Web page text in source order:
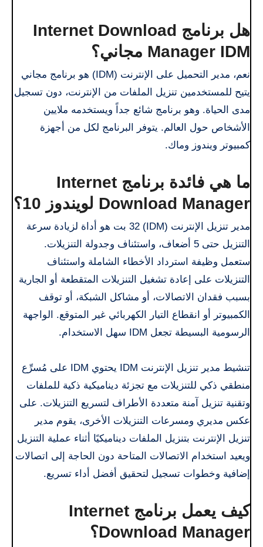
هل برنامج Internet Download
Manager IDM مجاني؟
نعم، مدير التحميل على الإنترنت (IDM) هو برنامج مجاني
يتيح للمستخدمين تنزيل الملفات من الإنترنت، دون تسجيل
مدى الحياة. وهو برنامج شائع جداً ويستخدمه ملايين
الأشخاص حول العالم. يتوفر البرنامج لكل من أجهزة
كمبيوتر ويندوز وماك.
ما هي فائدة برنامج Internet
Download Manager لويندوز 10؟
مدير تنزيل الإنترنت (IDM) 32 بت هو أداة لزيادة سرعة
التنزيل حتى 5 أضعاف، واستئناف وجدولة التنزيلات.
ستعمل وظيفة استرداد الأخطاء الشاملة واستئناف
التنزيلات على إعادة تشغيل التنزيلات المتقطعة أو الجارية
بسبب فقدان الاتصالات، أو مشاكل الشبكة، أو توقف
الكمبيوتر أو انقطاع التيار الكهربائي غير المتوقع. الواجهة
الرسومية البسيطة تجعل IDM سهل الاستخدام.
تنشيط مدير تنزيل الإنترنت IDM يحتوي IDM على مُسرِّع
منطقي ذكي للتنزيلات مع تجزئة ديناميكية ذكية للملفات
وتقنية تنزيل آمنة متعددة الأطراف لتسريع التنزيلات. على
عكس مديري ومسرعات التنزيلات الأخرى، يقوم مدير
تنزيل الإنترنت بتنزيل الملفات ديناميكيًا أثناء عملية التنزيل
ويعيد استخدام الاتصالات المتاحة دون الحاجة إلى اتصالات
إضافية وخطوات تسجيل لتحقيق أفضل أداء تسريع.
كيف يعمل برنامج Internet
Download Manager؟